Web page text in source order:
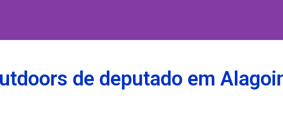
de deputado em